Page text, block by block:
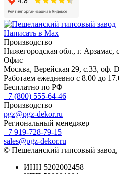
Написать в Max
Производство
Нижегородская обл., г. Арзамас,
Офис
Москва, Верейская 29, с.33, оф.
Работаем ежедневно с 8.00 до
Бесплатно по РФ
+7 (800) 555-64-46
Производство
pgz@pgz-dekor.ru
Региональный менеджер
+7 919-728-79-15
sales@pgz-dekor.ru
© Пешеланский гипсовый завод,
ИНН 5202002458